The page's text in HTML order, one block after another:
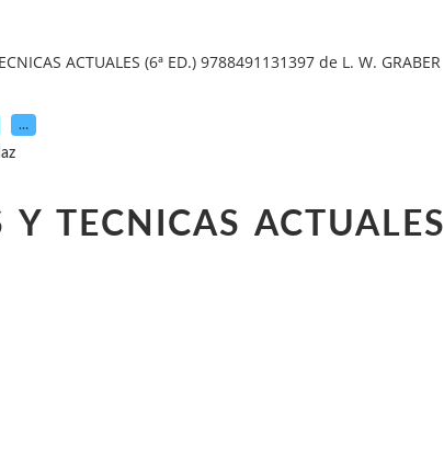
ACTUALES (6ª ED.) 9788491131397 de L. W. GRABER
…
TECNICAS ACTUALES